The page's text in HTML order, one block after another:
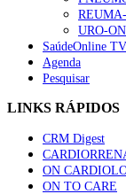
“Os
custo-
Quase
87
URO-
SaúdeOnline TV
Agenda
Pesquisar
LINKS RÁPIDOS
CRM Digest
ON
ON TO CARE